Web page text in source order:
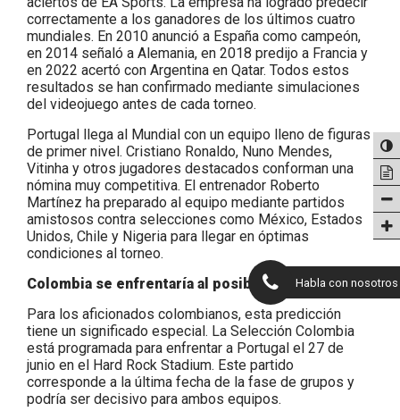
correctamente a los ganadores de los últimos cuatro
mundiales. En 2010 anunció a España como campeón,
en 2014 señaló a Alemania, en 2018 predijo a Francia y
en 2022 acertó con Argentina en Qatar. Todos estos
resultados se han confirmado mediante simulaciones
del videojuego antes de cada torneo.
Portugal llega al Mundial con un equipo lleno de figuras
de primer nivel. Cristiano Ronaldo, Nuno Mendes,
Vitinha y otros jugadores destacados conforman una
nómina muy competitiva. El entrenador Roberto
Martínez ha preparado al equipo mediante partidos
amistosos contra selecciones como México, Estados
Unidos, Chile y Nigeria para llegar en óptimas
condiciones al torneo.
Colombia se enfrentaría al posible campeón
Para los aficionados colombianos, esta predicción
tiene un significado especial. La Selección Colombia
está programada para enfrentar a Portugal el 27 de
junio en el Hard Rock Stadium. Este partido
corresponde a la última fecha de la fase de grupos y
podría ser decisivo para ambos equipos.
Habla con nosotros